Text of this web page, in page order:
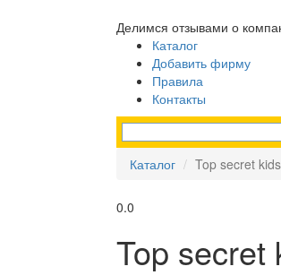
Делимся отзывами о
Каталог
Добавить фирму
Правила
Контакты
Каталог Top secret kids
0.0
Top secret